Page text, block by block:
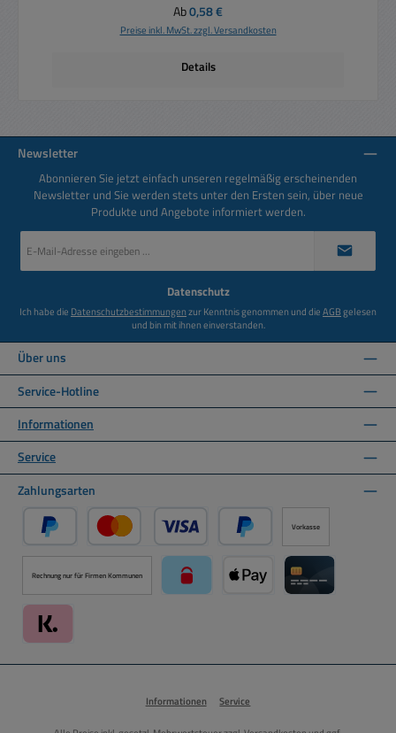
Regulärer Preis:
Ab0,58 €
Preise inkl. MwSt. zzgl. Versandkosten
Details
Newsletter
Abonnieren Sie jetzt einfach unseren regelmäßig erscheinenden
Newsletter und Sie werden stets unter den Ersten sein, über neue
Produkte und Angebote informiert werden.
Mail-
Datenschutz
Ich habe die Datenschutzbestimmungenzur Kenntnis genommen und dieAGBgelesen
und bin mit ihnen einverstanden.
Über uns
Service-Hotline
Informationen
Service
Zahlungsarten
PayPal Kredit- oder Debitkarte über PayPal
Später Bezahlen über PayPal
Vorkasse
Rechnung nur für Firmen Kommunen
Informationen Service